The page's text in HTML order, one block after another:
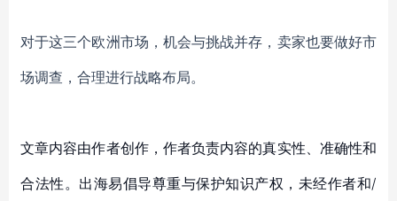
对于这三个欧洲市场，机会与挑战并存，卖家也要做好市
场调查，合理进行战略布局。
文章内容由作者创作，作者负责内容的真实性、准确性和
合法性。出海易倡导尊重与保护知识产权，未经作者和/